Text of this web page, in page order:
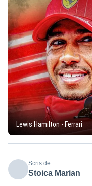
Lewis Hamilton - Ferrari
Scris de
Stoica Marian